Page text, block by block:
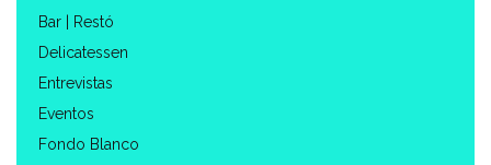
Bar | Restó
Delicatessen
Entrevistas
Eventos
Fondo Blanco